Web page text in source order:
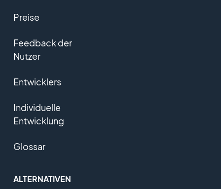
Preise
Feedback der
Nutzer
Entwicklers
Individuelle
Entwicklung
Glossar
ALTERNATIVEN